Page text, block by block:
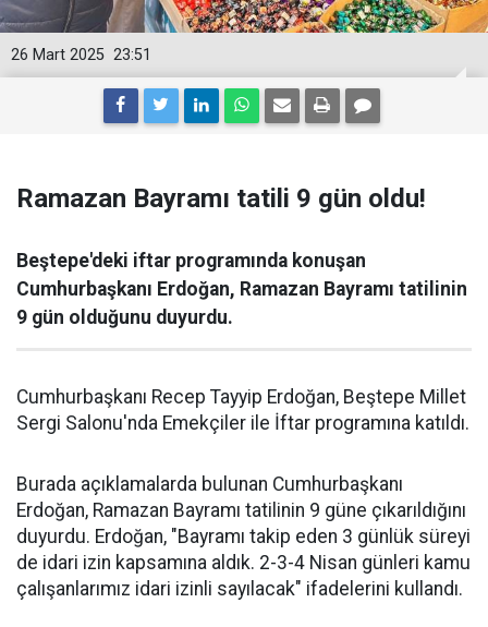
23:51
26 Mart 2025
Ramazan Bayramı tatili 9 gün oldu!
Beştepe'deki iftar programında konuşan
Cumhurbaşkanı Erdoğan, Ramazan Bayramı tatilinin
9 gün olduğunu duyurdu.
Cumhurbaşkanı Recep Tayyip Erdoğan, Beştepe Millet
Sergi Salonu'nda Emekçiler ile İftar programına katıldı.
Burada açıklamalarda bulunan Cumhurbaşkanı
Erdoğan, Ramazan Bayramı tatilinin 9 güne çıkarıldığını
duyurdu. Erdoğan, "Bayramı takip eden 3 günlük süreyi
de idari izin kapsamına aldık. 2-3-4 Nisan günleri kamu
çalışanlarımız idari izinli sayılacak" ifadelerini kullandı.